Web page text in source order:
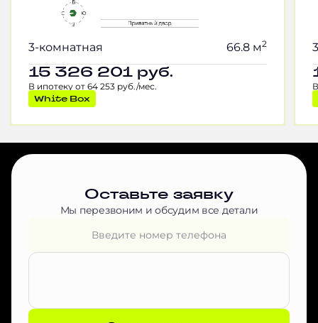
3-комнатная 66.8 м2
15 326 201 руб.
В ипотеку от 64 253 руб./мес.
White Box
Оставьте заявку
Мы перезвоним и обсудим все детали